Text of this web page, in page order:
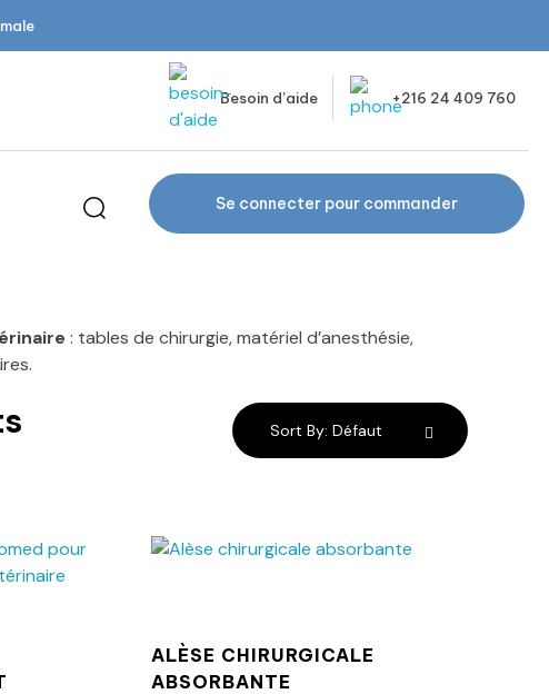
Besoin d’aide +216 24 409 760
Se connecter pour commander
: tables de chirurgie, matériel d’anesthésie,
Sort By: Défaut
au panier
ALÈSE CHIRURGICALE
ABSORBANTE
Ajouter au panier